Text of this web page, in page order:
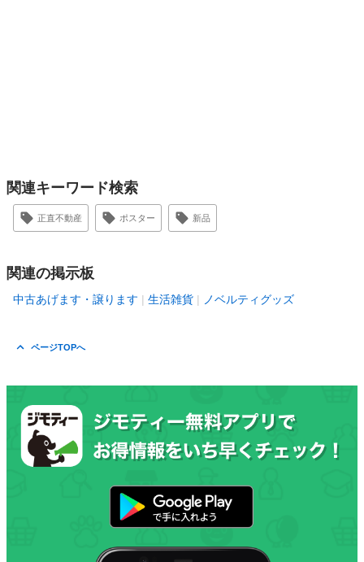
関連キーワード検索
正直不動産 ポスター 新品
関連の掲示板
中古あげます・譲ります 生活雑貨 ノベルティグッズ
ページTOPへ